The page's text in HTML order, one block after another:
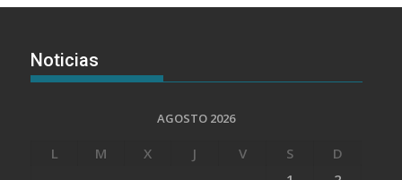
Noticias
AGOSTO 2026
L M X J V S
D